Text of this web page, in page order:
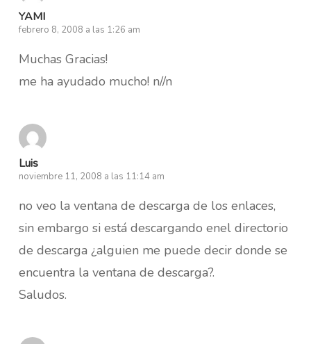
YAMI
febrero 8, 2008 a las 1:26 am
Muchas Gracias!
me ha ayudado mucho! n//n
Luis
noviembre 11, 2008 a las 11:14 am
no veo la ventana de descarga de los enlaces,
sin embargo si está descargando enel directorio
de descarga ¿alguien me puede decir donde se
encuentra la ventana de descarga?.
Saludos.